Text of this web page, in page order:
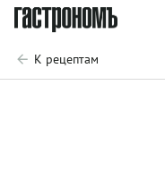
К рецептам